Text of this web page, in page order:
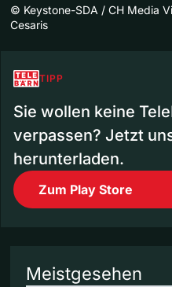
© Keystone-SDA / CH Media
Cesaris
TIPP
Sie wollen keine
verpassen? Jetzt
herunterladen.
Zum Play Store
Meistgesehen